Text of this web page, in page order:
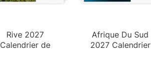
Rive 2027
Calendrier de
Afrique Du Sud
2027 Calendrier